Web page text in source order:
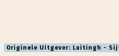
Originele Uitgever: Luitingh -